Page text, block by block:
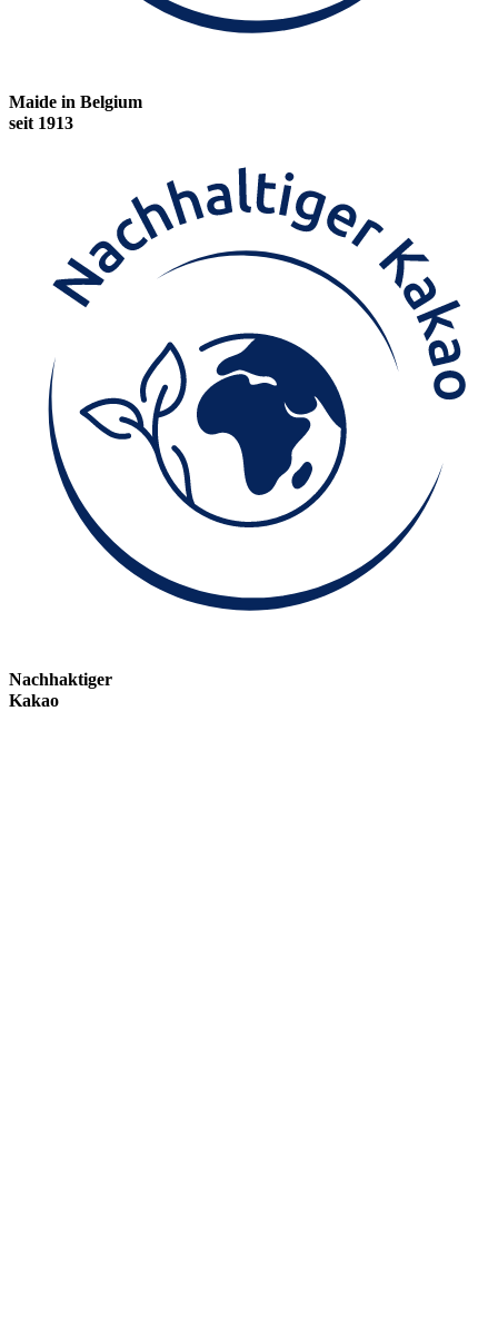
Maide in Belgium
seit 1913
Nachhaktiger
Kakao